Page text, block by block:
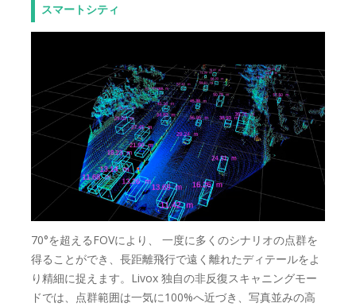
スマートシティ
70°を超えるFOVにより、 一度に多くのシナリオの点群を
得ることができ、長距離飛行で遠く離れたディテールをよ
り精細に捉えます。Livox 独自の非反復スキャニングモー
ドでは、点群範囲は一気に100%へ近づき、写真並みの高